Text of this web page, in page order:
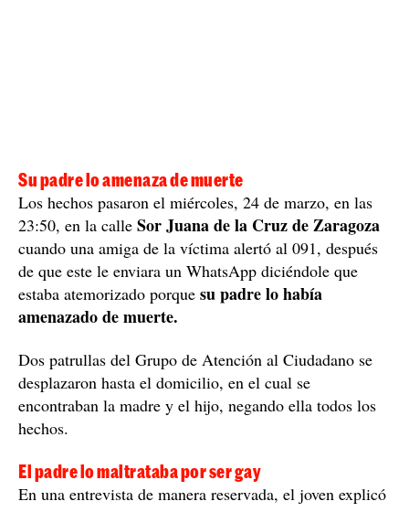
Su padre lo amenaza de muerte
Los hechos pasaron el miércoles, 24 de marzo, en las
23:50, en la calle Sor Juana de la Cruz de Zaragoza
cuando una amiga de la víctima alertó al 091, después
de que este le enviara un WhatsApp diciéndole que
estaba atemorizado porque su padre lo había
amenazado de muerte.